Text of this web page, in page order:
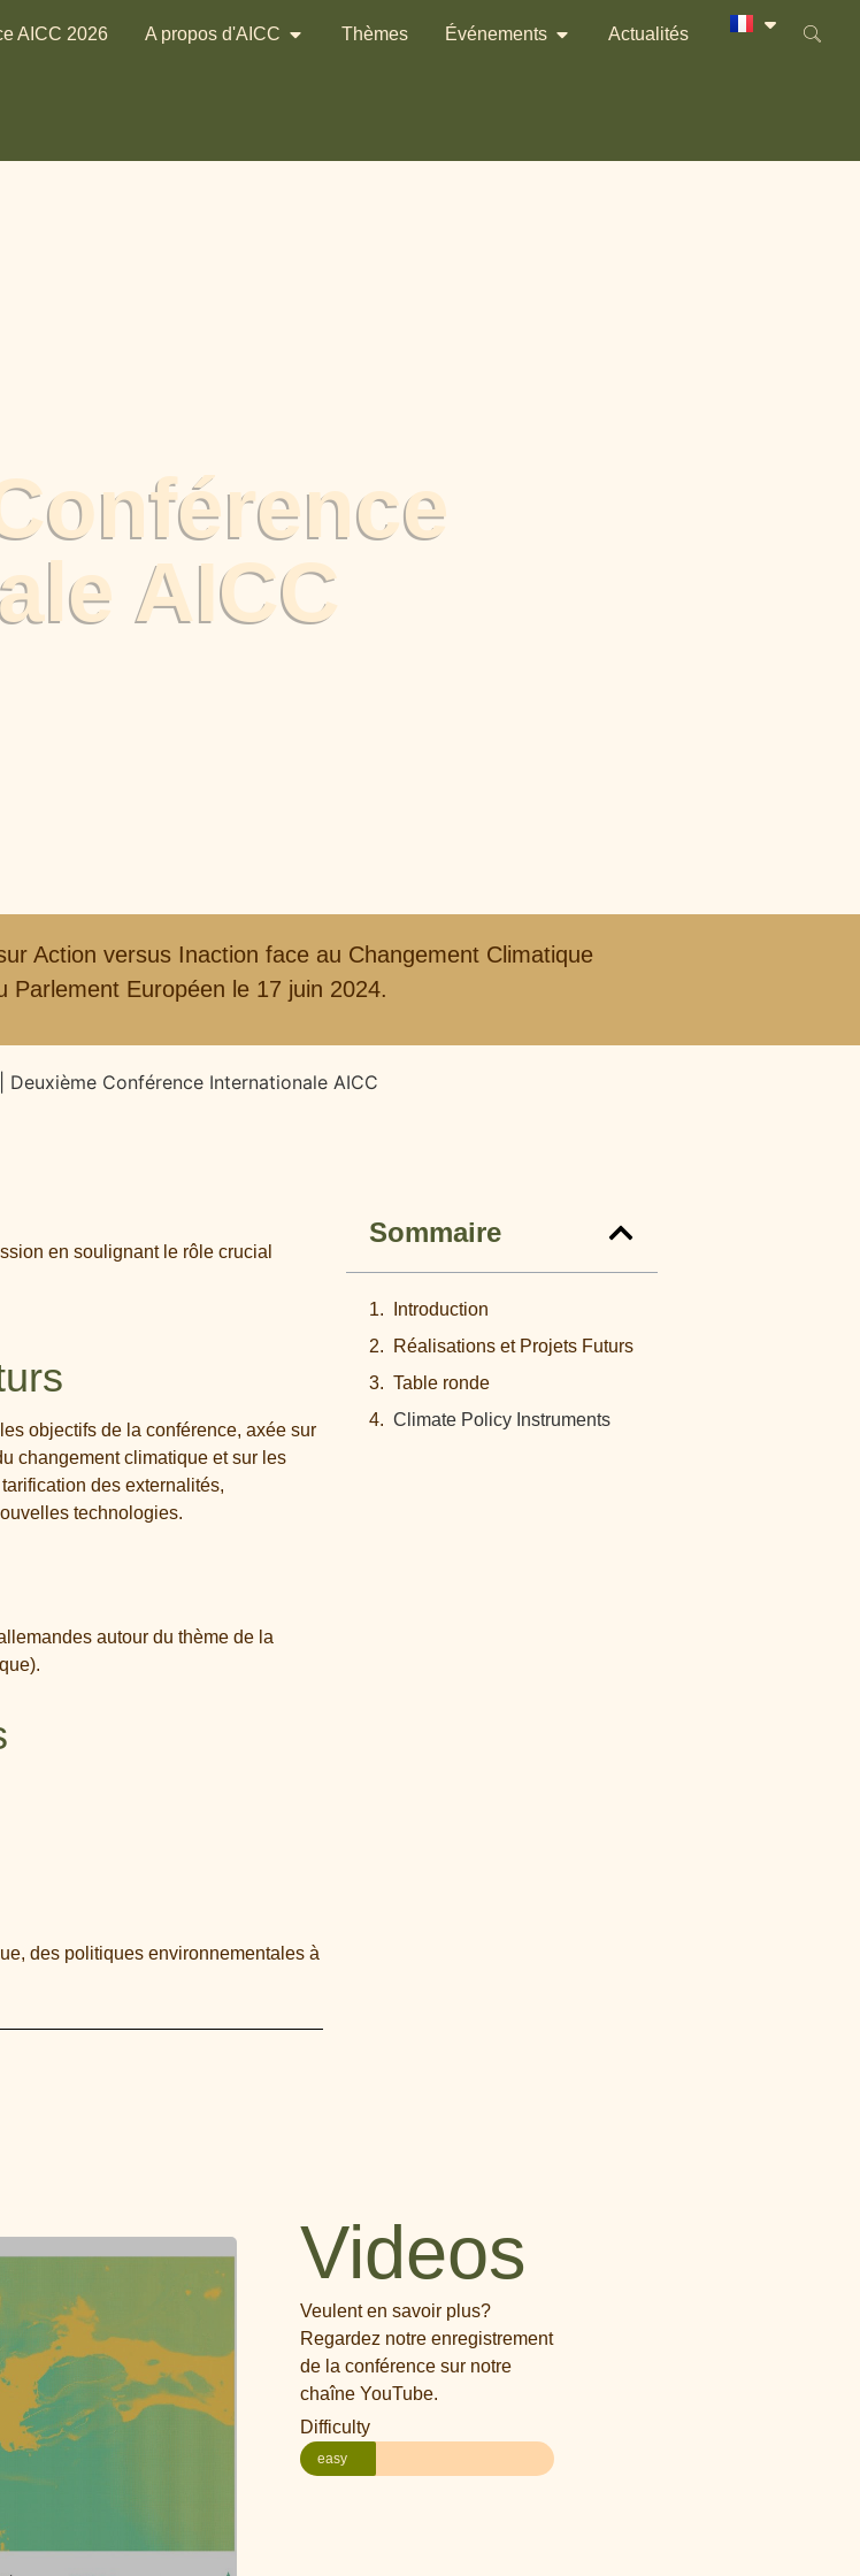
AICC 2026 A propos d'AICC Thèmes Événements Actualités
AICC
Action versus Inaction face au Changement Climatique
Parlement Européen le 17 juin 2024.
Deuxième Conférence Internationale AICC
en soulignant le rôle crucial
objectifs de la conférence, axée sur
changement climatique et sur les
des externalités,
technologies.
autour du thème de la
des politiques environnementales à
Sommaire
Introduction
Réalisations et Projets Futurs
Table ronde
Climate Policy Instruments
Videos
Veulent en savoir plus?
Regardez notre enregistrement
de la conférence sur notre
chaîne YouTube.
Difficulty
easy